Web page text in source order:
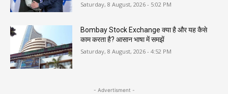
Saturday, 8 August, 2026 - 5:02 PM
Bombay Stock Exchange क्या है और यह कैसे
काम करता है? आसान भाषा में समझें
Saturday, 8 August, 2026 - 4:52 PM
- Advertisment -